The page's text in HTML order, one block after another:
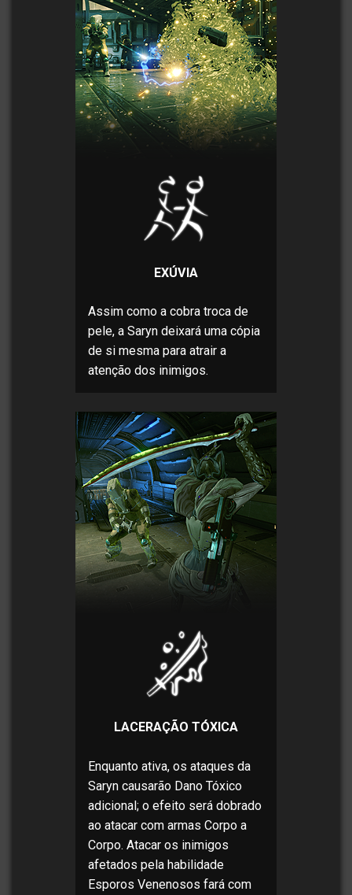
EXÚVIA
Assim como a cobra troca de
pele, a Saryn deixará uma cópia
de si mesma para atrair a
atenção dos inimigos.
LACERAÇÃO TÓXICA
Enquanto ativa, os ataques da
Saryn causarão Dano Tóxico
adicional; o efeito será dobrado
ao atacar com armas Corpo a
Corpo. Atacar os inimigos
afetados pela habilidade
Esporos Venenosos fará com